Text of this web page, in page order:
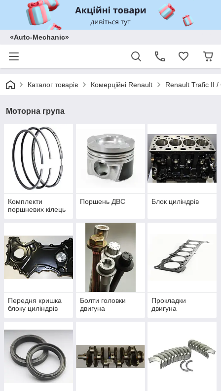
«Auto-Mechanic»
Каталог товарів Комерційні Renault Renault Trafic II
Моторна група
Комплекти
поршневих кілець
Поршень ДВС Блок циліндрів
Передня кришка
блоку циліндрів
Болти головки
двигуна
Прокладки
двигуна